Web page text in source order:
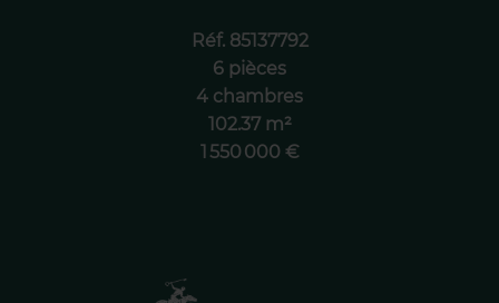
Réf. 85137792
6 pièces
4 chambres
102.37 m²
1 550 000 €